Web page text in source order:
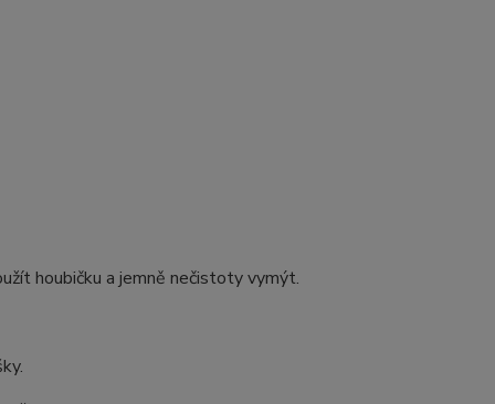
houbičku a jemně nečistoty vymýt.